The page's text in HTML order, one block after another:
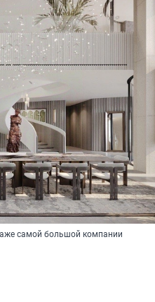
самой большой компании